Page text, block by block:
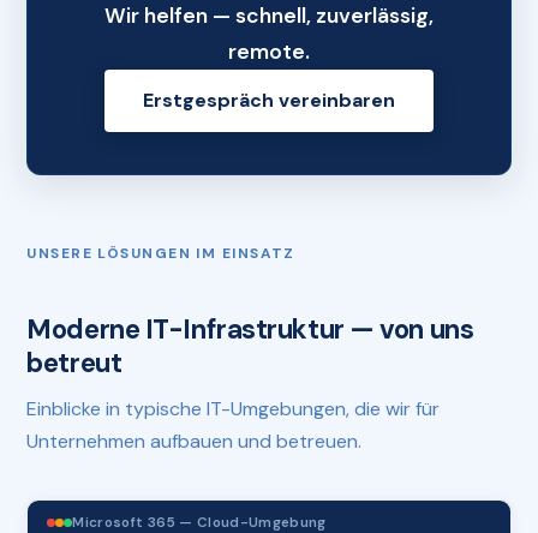
Wir helfen — schnell, zuverlässig,
remote.
Erstgespräch vereinbaren
UNSERE LÖSUNGEN IM EINSATZ
Moderne IT-Infrastruktur — von uns
betreut
Einblicke in typische IT-Umgebungen, die wir für
Unternehmen aufbauen und betreuen.
Microsoft 365 — Cloud-Umgebung